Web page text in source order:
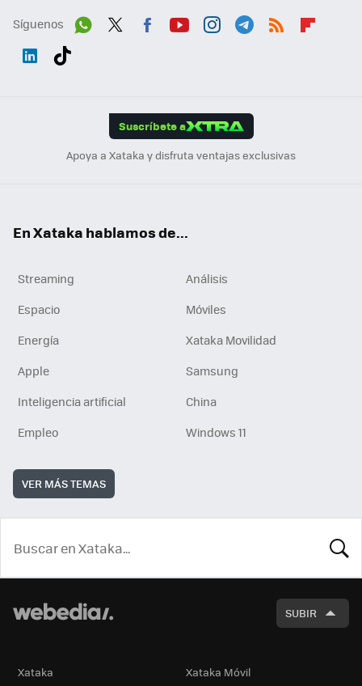
Síguenos
Suscríbete a
Apoya a Xataka y disfruta ventajas exclusivas
En Xataka hablamos de...
Streaming
Análisis
Espacio
Móviles
Energía
Xataka Movilidad
Apple
Samsung
Inteligencia artificial
China
Empleo
Windows 11
VER MÁS TEMAS
SUBIR
Xataka Xataka Móvil